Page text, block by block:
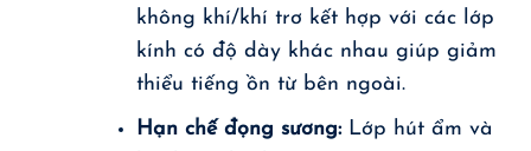
không khí/khí trơ kết hợp với các lớp
kính có độ dày khác nhau giúp giảm
thiểu tiếng ồn từ bên ngoài.
Hạn chế đọng sương:Lớp hút ẩm và